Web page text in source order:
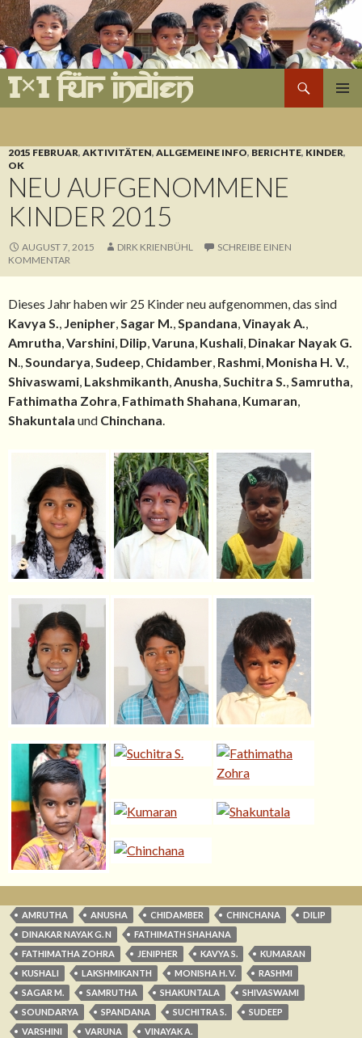
1×1 für Indien
Suchen
ZUM
2015 FEBRUAR, AKTIVITÄTEN, ALLGEMEINE INFO, BERICHTE, KINDER,
OK
NEU AUFGENOMMENE
KINDER 2015
AUGUST 7, 2015 DIRK KRIENBÜHL
SCHREIBE EINEN
KOMMENTAR
Dieses Jahr haben wir 25 Kinder neu aufgenommen, das sind
Kavya S., Jenipher,Sagar M.,Spandana,Vinayak A.,
Amrutha,Varshini, Dilip,Varuna, Kushali, Dinakar Nayak G.
N.,Soundarya,Sudeep, Chidamber, Rashmi, Monisha H. V.,
Shivaswami, Lakshmikanth,Anusha,Suchitra S.,Samrutha,
Fathimatha Zohra, Fathimath Shahana, Kumaran,
Shakuntala und Chinchana.
AMRUTHA ANUSHA CHIDAMBER CHINCHANA
DILIP
DINAKAR NAYAK G. N
FATHIMATH SHAHANA
FATHIMATHA ZOHRA
JENIPHER KAVYA S.
KUMARAN
KUSHALI
LAKSHMIKANTH MONISHA H. V.
RASHMI
SAGAR M.
SAMRUTHA SHAKUNTALA
SHIVASWAMI
SOUNDARYA
SPANDANA SUCHITRA S.
SUDEEP
VARSHINI
VARUNA VINAYAK A.